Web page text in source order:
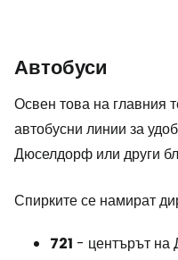
Автобуси
Освен това на главния
автобусни линии за
Дюселдорф или други
Спирките се намират
721 - центърът на